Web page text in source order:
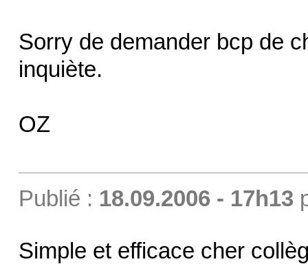
Sorry de demander bcp de
inquiète.
OZ
Publié : 18.09.2006 - 17h13
Simple et efficace cher